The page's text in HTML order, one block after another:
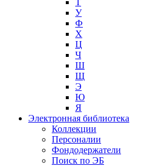
Т
У
Ф
Х
Ц
Ч
Ш
Щ
Э
Ю
Я
Электронная библиотека
Коллекции
Персоналии
Фондодержатели
Поиск по ЭБ